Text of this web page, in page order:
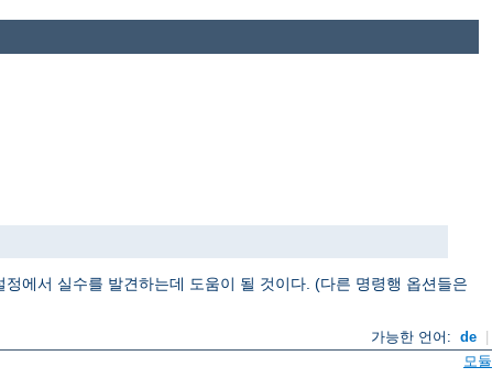
에서 실수를 발견하는데 도움이 될 것이다. (다른 명령행 옵션들은
가능한 언어: de
모듈